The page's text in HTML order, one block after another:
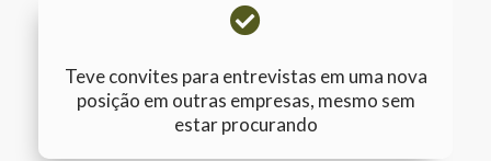
Teve convites para entrevistas em uma nova
posição em outras empresas, mesmo sem
estar procurando